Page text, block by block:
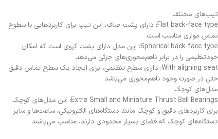
تیپ‌های مختلف
Flat back-face type: دارای پشت صاف، این تیپ برای کاربردهایی با سطوح
تماس موازی مناسب است.
Spherical back-face type: این مدل دارای پشت کروی است که امکان
خودتنظیمی را در برابر ناهم‌محوری‌های جزئی می‌دهد.
With aligning seat: دارای سطح تنظیمی، برای ایجاد یک سطح تماس دقیق
حتی در صورت وجود ناهم‌محوری می‌باشد.
مدل‌های کوچک
Extra Small and Miniature Thrust Ball Bearings: این مدل‌های کوچک
برای کاربردهای دقیق و کوچک مانند دستگاه‌های الکترونیکی، ساعت‌ها و سایر
دستگاه‌های کوچک که فضای بسیار محدودی دارند، مناسب می‌باشند.